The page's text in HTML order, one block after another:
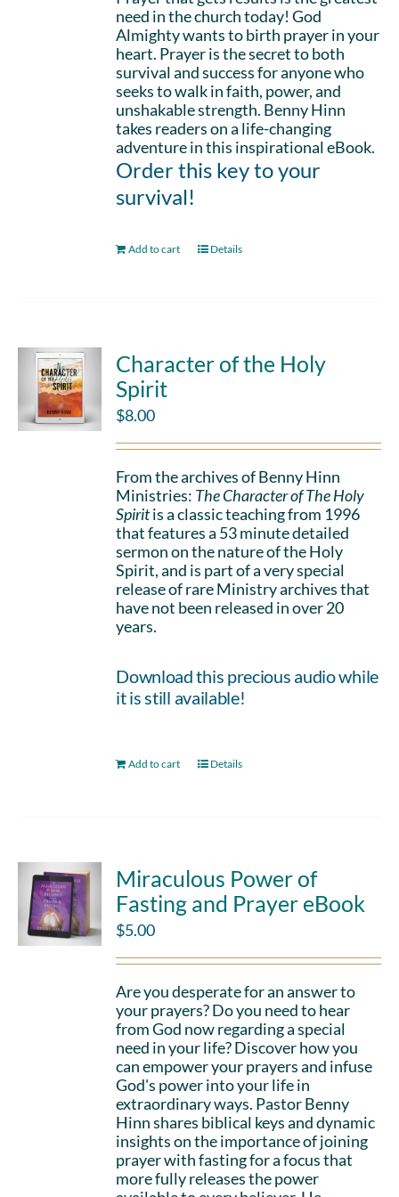
need in the church today! God
Almighty wants to birth prayer in your
heart. Prayer is the secret to both
survival and success for anyone who
seeks to walk in faith, power, and
unshakable strength. Benny Hinn
takes readers on a life-changing
adventure in this inspirational eBook.
Order this key to your
survival!
Add to cart Details
Character of the Holy
Spirit
$8.00
From the archives of Benny Hinn
Ministries: The Character of The Holy
Spiritis a classic teaching from 1996
that features a 53 minute detailed
sermon on the nature of the Holy
Spirit, and is part of a very special
release of rare Ministry archives that
have not been released in over 20
years.
Download this precious audio while
it is still available!
Add to cart Details
Miraculous Power of
Fasting and Prayer eBook
$5.00
Are you desperate for an answer to
your prayers? Do you need to hear
from God now regarding a special
need in your life? Discover how you
can empower your prayers and infuse
God's power into your life in
extraordinary ways. Pastor Benny
Hinn shares biblical keys and dynamic
insights on the importance of joining
prayer with fasting for a focus that
more fully releases the power